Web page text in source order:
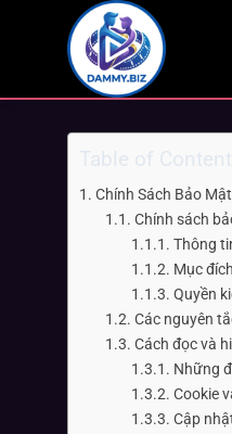
dung
Chính Sách Bảo
Chính sách
Thông
Mục
Quyền
Các nguyên
Cách đọc và
Những
Cookie
Cập